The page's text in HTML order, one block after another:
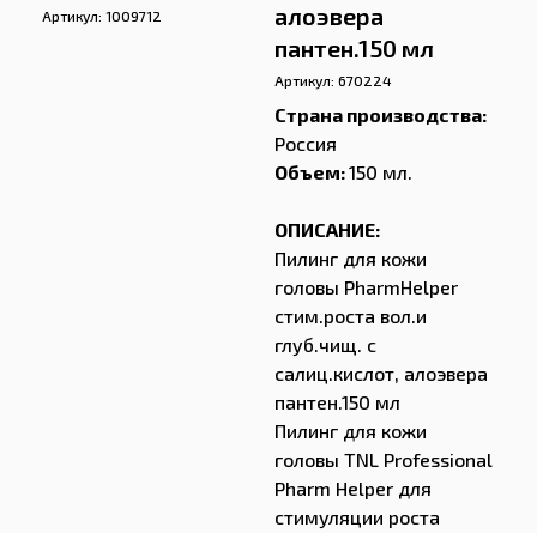
Артикул: 1009712
алоэвера
пантен.150 мл
Артикул: 670224
Страна производства:
Россия
Объем:150 мл.
ОПИСАНИЕ:
Пилинг для кожи
головы PharmHelper
стим.роста вол.и
глуб.чищ. с
салиц.кислот, алоэвера
пантен.150 мл
Пилинг для кожи
головы TNL Professional
Pharm Helper для
стимуляции роста